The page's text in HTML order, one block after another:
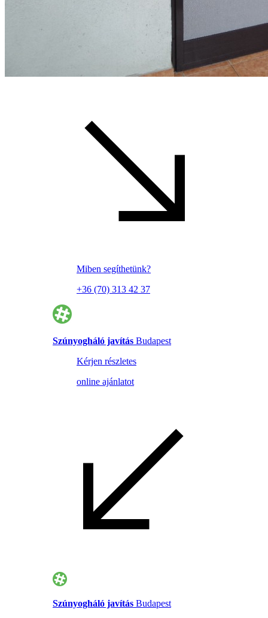
Miben segíthetünk?
+36 (70) 313 42 37
Szúnyogháló javítás Budapest
Kérjen részletes
online ajánlatot
Szúnyogháló javítás Budapest